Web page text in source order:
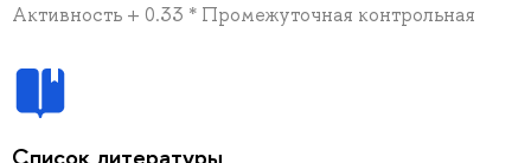
Активность + 0.33 * Промежуточная контрольная
Список литературы